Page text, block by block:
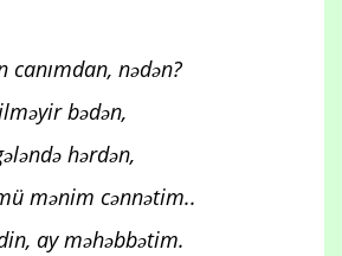
canımdan, nədən?
bədən,
hərdən,
mənim cənnətim..
ay məhəbbətim.